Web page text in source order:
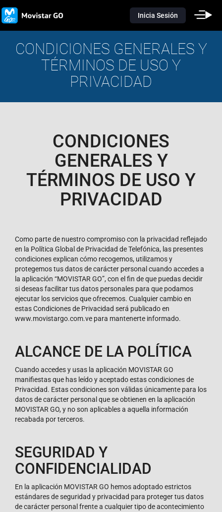
Inicia Sesión
CONDICIONES GENERALES Y
TÉRMINOS DE USO Y
PRIVACIDAD
CONDICIONES
GENERALES Y
TÉRMINOS DE USO Y
PRIVACIDAD
Como parte de nuestro compromiso con la privacidad reflejado
en la Política Global de Privacidad de Telefónica, las presentes
condiciones explican cómo recogemos, utilizamos y
protegemos tus datos de carácter personal cuando accedes a
la aplicación “MOVISTAR GO”, con el fin de que puedas decidir
si deseas facilitar tus datos personales para que podamos
ejecutar los servicios que ofrecemos. Cualquier cambio en
estas Condiciones de Privacidad será publicado en
www.movistargo.com.ve para mantenerte informado.
ALCANCE DE LA POLÍTICA
Cuando accedes y usas la aplicación MOVISTAR GO
manifiestas que has leído y aceptado estas condiciones de
Privacidad. Estas condiciones son válidas únicamente para los
datos de carácter personal que se obtienen en la aplicación
MOVISTAR GO, y no son aplicables a aquella información
recabada por terceros.
SEGURIDAD Y
CONFIDENCIALIDAD
En la aplicación MOVISTAR GO hemos adoptado estrictos
estándares de seguridad y privacidad para proteger tus datos
de carácter personal frente a cualquier tipo de acontecimiento